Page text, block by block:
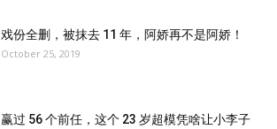
戏份全删，被抹去 11 年，阿娇再不是阿娇！
October 25, 2019
赢过 56 个前任，这个 23 岁超模凭啥让小李子